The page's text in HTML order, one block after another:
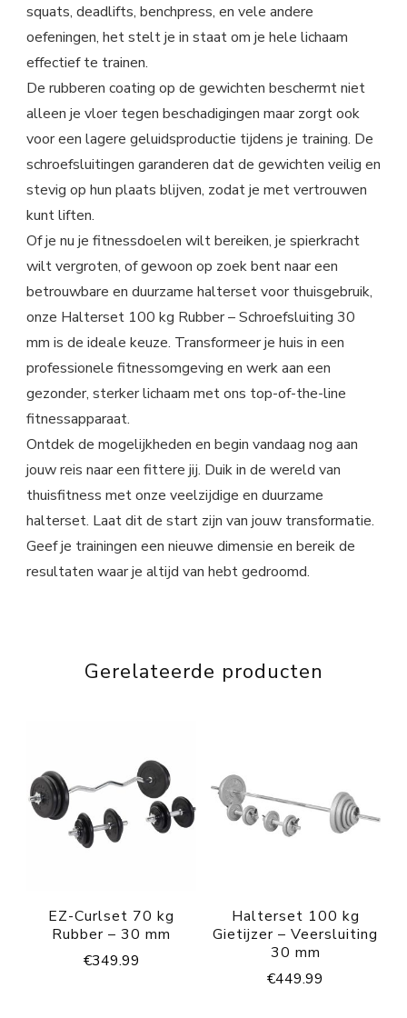
squats, deadlifts, benchpress, en vele andere
oefeningen, het stelt je in staat om je hele lichaam
effectief te trainen.
De rubberen coating op de gewichten beschermt niet
alleen je vloer tegen beschadigingen maar zorgt ook
voor een lagere geluidsproductie tijdens je training. De
schroefsluitingen garanderen dat de gewichten veilig en
stevig op hun plaats blijven, zodat je met vertrouwen
kunt liften.
Of je nu je fitnessdoelen wilt bereiken, je spierkracht
wilt vergroten, of gewoon op zoek bent naar een
betrouwbare en duurzame halterset voor thuisgebruik,
onze Halterset 100 kg Rubber – Schroefsluiting 30
mm is de ideale keuze. Transformeer je huis in een
professionele fitnessomgeving en werk aan een
gezonder, sterker lichaam met ons top-of-the-line
fitnessapparaat.
Ontdek de mogelijkheden en begin vandaag nog aan
jouw reis naar een fittere jij. Duik in de wereld van
thuisfitness met onze veelzijdige en duurzame
halterset. Laat dit de start zijn van jouw transformatie.
Geef je trainingen een nieuwe dimensie en bereik de
resultaten waar je altijd van hebt gedroomd.
Gerelateerde producten
EZ-Curlset 70 kg
Rubber – 30 mm
€349.99
Halterset 100 kg
Gietijzer – Veersluiting
30 mm
€449.99